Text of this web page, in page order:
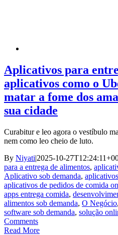
Aplicativos para
aplicativos como o
matar a fome dos
sua cidade
Curabitur e leo agora o vestíbulo
nem como leo cheio de luto.
By Niyati|2025-10-
para a entrega de alimentos,
Aplicativo sob demanda,
aplicativos de pedidos de comida
apps entrega comida,
alimentos sob demanda, O Negócio,
software sob demanda, solução
Comments
Read More